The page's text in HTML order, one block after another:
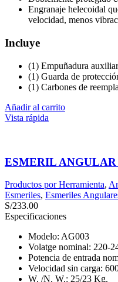
Engranaje helecoidal
velocidad, menos
Incluye
(1) Empuñadura
(1) Guarda de
(1) Carbones de
Añadir al carrito
Vista rápida
ESMERIL ANGULAR
Productos por Herramienta,
Esmeriles, Esmeriles
S/233.00
Especificaciones
Modelo: AG003
Volatge nominal: 220-
Potencia de entrada
Velocidad sin carga:
W. /N. W.: 25/23 Kg.